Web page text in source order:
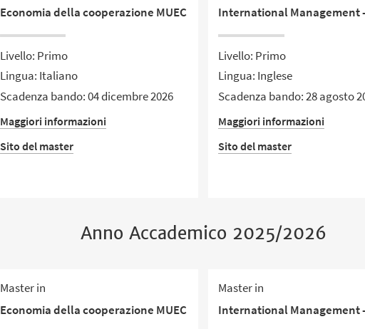
Economia della cooperazione MUEC
Livello: Primo
Lingua: Italiano
Scadenza bando: 04 dicembre 2026
Maggiori informazioni
Sito del master
International Management
Livello: Primo
Lingua: Inglese
Scadenza bando: 28 agosto
Maggiori informazioni
Sito del master
Anno Accademico 2025/2026
Master in
Economia della cooperazione MUEC
Master in
International Management